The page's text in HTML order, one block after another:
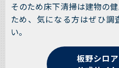
そのため床下清掃は建物の
ため、気になる方はぜひ調
い。
板野シロ